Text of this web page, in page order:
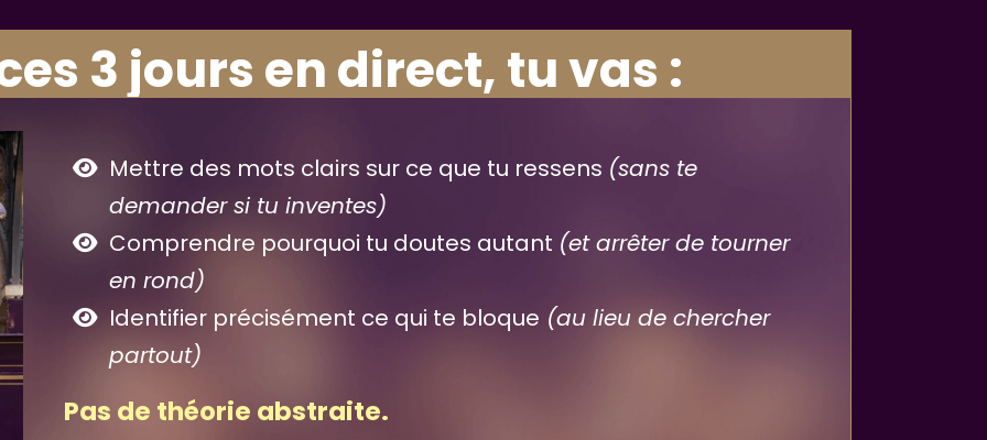
3 jours en direct, tu vas :
Mettre des mots clairs sur ce que tu ressens (sans te
demander si tu inventes)
Comprendre pourquoi tu doutes autant (et arrêter de tourner
en rond)
Identifier précisément ce qui te bloque (au lieu de chercher
partout)
Pas de théorie abstraite.